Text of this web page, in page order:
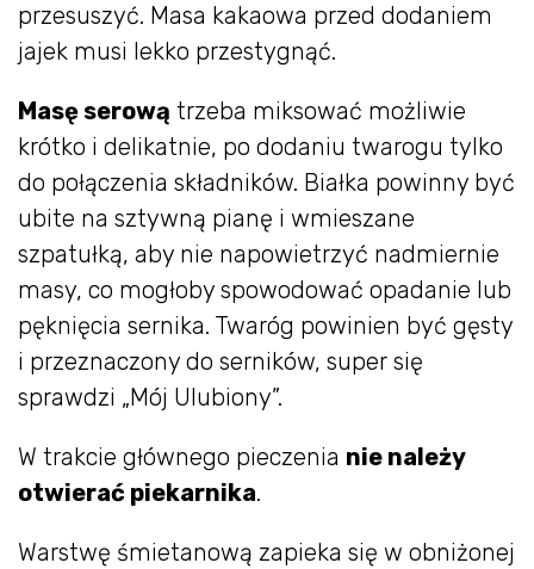
przesuszyć. Masa kakaowa przed dodaniem
jajek musi lekko przestygnąć.
Masę serową trzeba miksować możliwie
krótko i delikatnie, po dodaniu twarogu tylko
do połączenia składników. Białka powinny być
ubite na sztywną pianę i wmieszane
szpatułką, aby nie napowietrzyć nadmiernie
masy, co mogłoby spowodować opadanie lub
pęknięcia sernika. Twaróg powinien być gęsty
i przeznaczony do serników, super się
sprawdzi „Mój Ulubiony”.
W trakcie głównego pieczenia nie należy
otwierać piekarnika.
Warstwę śmietanową zapieka się w obniżonej